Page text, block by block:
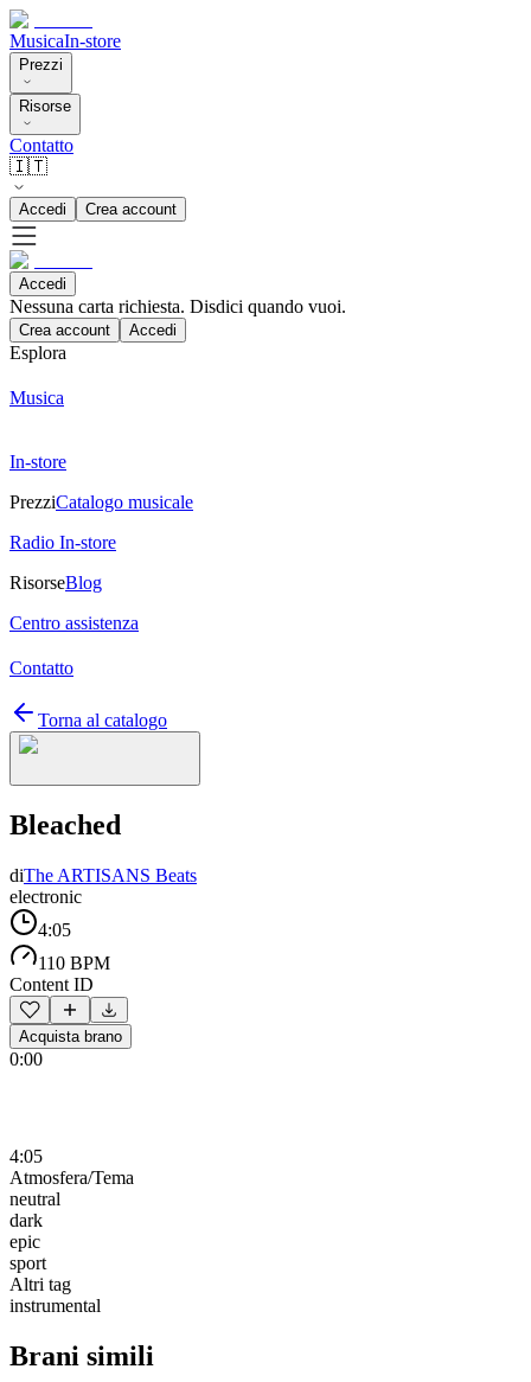
MusicaIn-store
Prezzi
Risorse
Contatto
🇮🇹
Accedi Crea account
Accedi
Nessuna carta richiesta. Disdici quando vuoi.
Crea account Accedi
Esplora
Musica
In-store
PrezziCatalogo musicale
Radio In-store
RisorseBlog
Centro assistenza
Contatto
Torna al catalogo
Bleached
diThe ARTISANS Beats
electronic
4:05
110 BPM
Content ID
Acquista brano
0:00
4:05
Atmosfera/Tema
neutral
dark
epic
sport
Altri tag
instrumental
Brani simili